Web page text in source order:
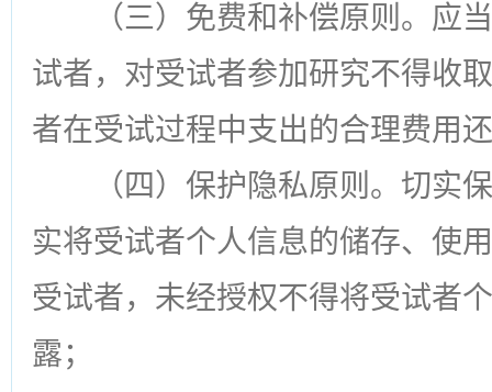
（三）免费和补偿原则。应
试者，对受试者参加研究不得收
者在受试过程中支出的合理费用
（四）保护隐私原则。切实
实将受试者个人信息的储存、使
受试者，未经授权不得将受试者
露；